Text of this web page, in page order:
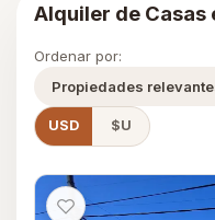
Alquiler de Casas
Ordenar por:
Propiedades
USD $U